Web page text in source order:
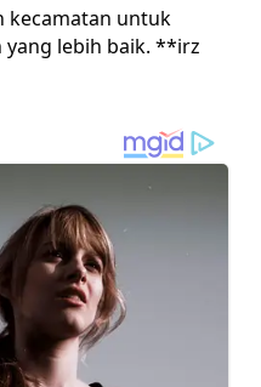
kecamatan untuk
yang lebih baik. **irz